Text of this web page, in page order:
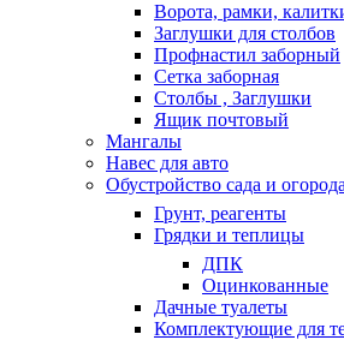
Ворота, рамки,
Заглушки для столбов
Профнастил заборный
Сетка заборная
Столбы , Заглушки
Ящик почтовый
Мангалы
Навес для авто
Обустройство сада и огорода
Грунт, реагенты
Грядки и теплицы
ДПК
Оцинкованные
Дачные туалеты
Комплектующие для